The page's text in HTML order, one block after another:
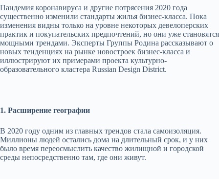
Пандемия коронавируса и другие потрясения 2020 года
существенно изменили стандарты жилья бизнес-класса. Пока
изменения видны только на уровне некоторых девелоперских
практик и покупательских предпочтений, но они уже становятся
мощными трендами. Эксперты Группы Родина рассказывают о
новых тенденциях на рынке новостроек бизнес-класса и
иллюстрируют их примерами проекта культурно-
образовательного кластера Russian Design District.
1. Расширение географии
В 2020 году одним из главных трендов стала самоизоляция.
Миллионы людей остались дома на длительный срок, и у них
было время переосмыслить качество жилищной и городской
среды непосредственно там, где они живут.